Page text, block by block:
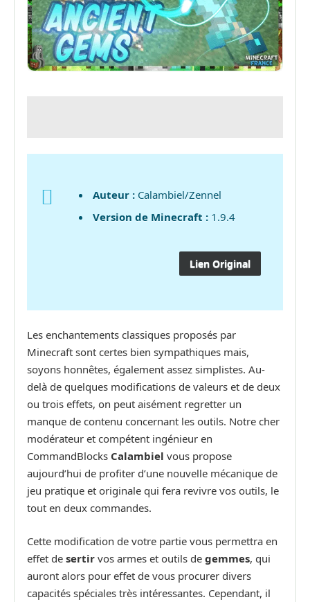
Auteur : Calambiel/Zennel
Version de Minecraft : 1.9.4
Lien Original
Les enchantements classiques proposés par
Minecraft sont certes bien sympathiques mais,
soyons honnêtes, également assez simplistes. Au-
delà de quelques modifications de valeurs et de deux
ou trois effets, on peut aisément regretter un
manque de contenu concernant les outils. Notre cher
modérateur et compétent ingénieur en
CommandBlocks Calambiel vous propose
aujourd’hui de profiter d’une nouvelle mécanique de
jeu pratique et originale qui fera revivre vos outils, le
tout en deux commandes.
Cette modification de votre partie vous permettra en
effet de sertir vos armes et outils de gemmes, qui
auront alors pour effet de vous procurer divers
capacités spéciales très intéressantes. Cependant, il